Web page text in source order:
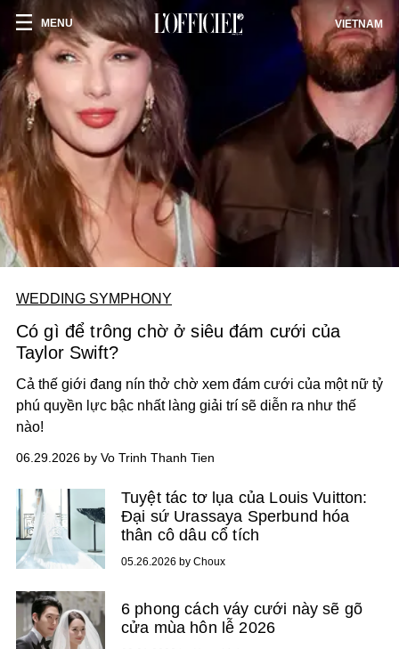
MENU VIETNAM
WEDDING SYMPHONY
Có gì để trông chờ ở siêu đám cưới của
Taylor Swift?
Cả thế giới đang nín thở chờ xem đám cưới của một nữ tỷ
phú quyền lực bậc nhất làng giải trí sẽ diễn ra như thế
nào!
06.29.2026 by Vo Trinh Thanh Tien
Tuyệt tác tơ lụa của Louis Vuitton:
Đại sứ Urassaya Sperbund hóa
thân cô dâu cổ tích
05.26.2026 by Choux
6 phong cách váy cưới này sẽ gõ
cửa mùa hôn lễ 2026